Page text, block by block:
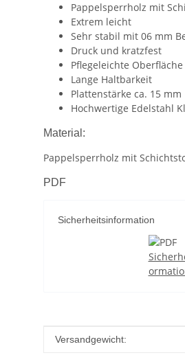
Pappelsperrholz mit
Extrem leicht
Sehr stabil mit 06 mm
Druck und kratzfest
Pflegeleichte Oberfläche
Lange Haltbarkeit
Plattenstärke ca. 15 mm
Hochwertige Edelstahl
Material:
Pappelsperrholz mit
PDF
Sicherheitsinformation
Produkteigenschaft
Wert
Versandgewicht: